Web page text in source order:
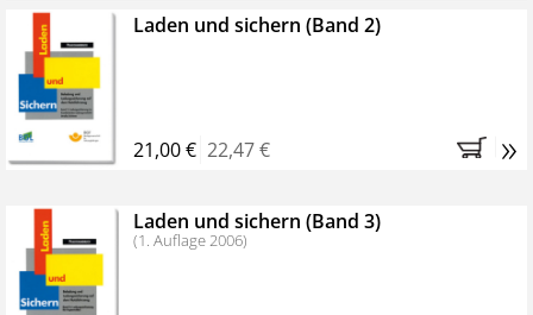
Laden und sichern (Band 2)
21,00 € 22,47 € »
Laden und sichern (Band 3)
(1. Auflage 2006)